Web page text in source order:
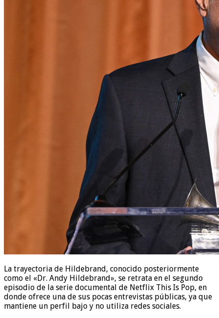
La trayectoria de Hildebrand, conocido posteriormente
como el «Dr. Andy Hildebrand», se retrata en el segundo
episodio de la serie documental de Netflix This Is Pop, en
donde ofrece una de sus pocas entrevistas públicas, ya que
mantiene un perfil bajo y no utiliza redes sociales.